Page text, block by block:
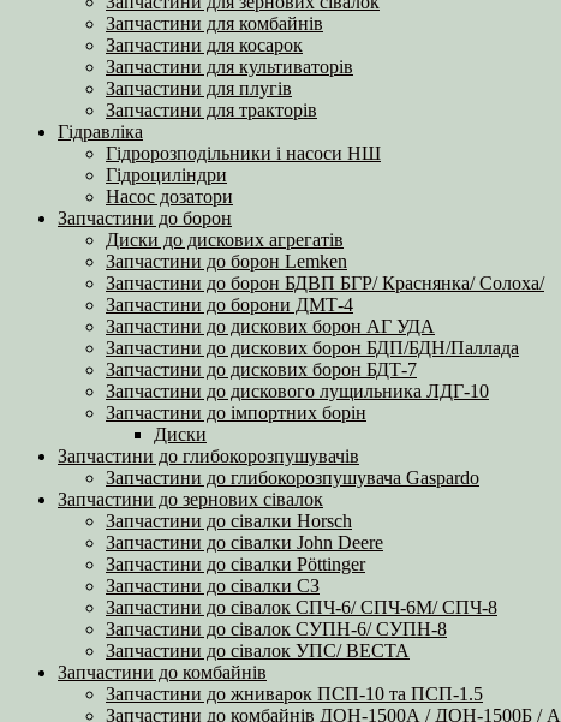
Запчастини для комбайнів
Запчастини для косарок
Запчастини для культиваторів
Запчастини для плугів
Запчастини для тракторів
Гідравліка
Гідророзподільники і насоси НШ
Гідроциліндри
Насос дозатори
Запчастини до борон
Диски до дискових агрегатів
Запчастини до борон Lemken
Запчастини до борон БДВП БГР/ Краснянка/ Солоха/
Запчастини до борони ДМТ-4
Запчастини до дискових борон АГ УДА
Запчастини до дискових борон БДП/БДН/Паллада
Запчастини до дискових борон БДТ-7
Запчастини до дискового лущильника ЛДГ-10
Запчастини до імпортних борін
Диски
Запчастини до глибокорозпушувачів
Запчастини до глибокорозпушувача Gaspardo
Запчастини до зернових сівалок
Запчастини до сівалки Horsch
Запчастини до сівалки John Deere
Запчастини до сівалки Pöttinger
Запчастини до сівалки СЗ
Запчастини до сівалок СПЧ-6/ СПЧ-6М/ СПЧ-8
Запчастини до сівалок СУПН-6/ СУПН-8
Запчастини до сівалок УПС/ ВЕСТА
Запчастини до комбайнів
Запчастини до жниварок ПСП-10 та ПСП-1.5
Запчастини до комбайнів ДОН-1500А / ДОН-1500Б